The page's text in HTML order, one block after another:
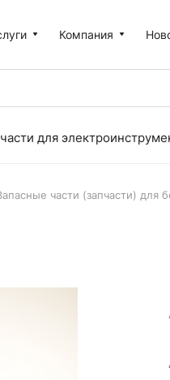
Компания
для
части (запчасти) для